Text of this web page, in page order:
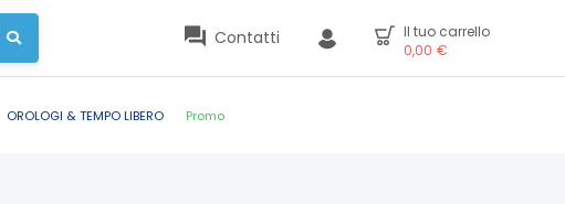
Contatti
Il tuo carrello
0,00 €
OROLOGI & TEMPO LIBERO Promo